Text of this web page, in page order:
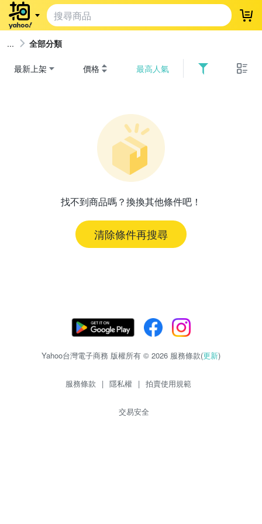
登
全部分類
最新上架 價格 最高人氣
找不到商品嗎？換換其他條件吧！
清除條件再搜尋
Yahoo台灣電子商務 版權所有 © 2026 服務條款(更新)
服務條款 | 隱私權 | 拍賣使用規範
交易安全